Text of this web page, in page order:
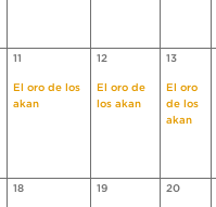
11
El oro de los
akan
12
El oro de
los akan
13
El oro
de los
akan
18 19 20